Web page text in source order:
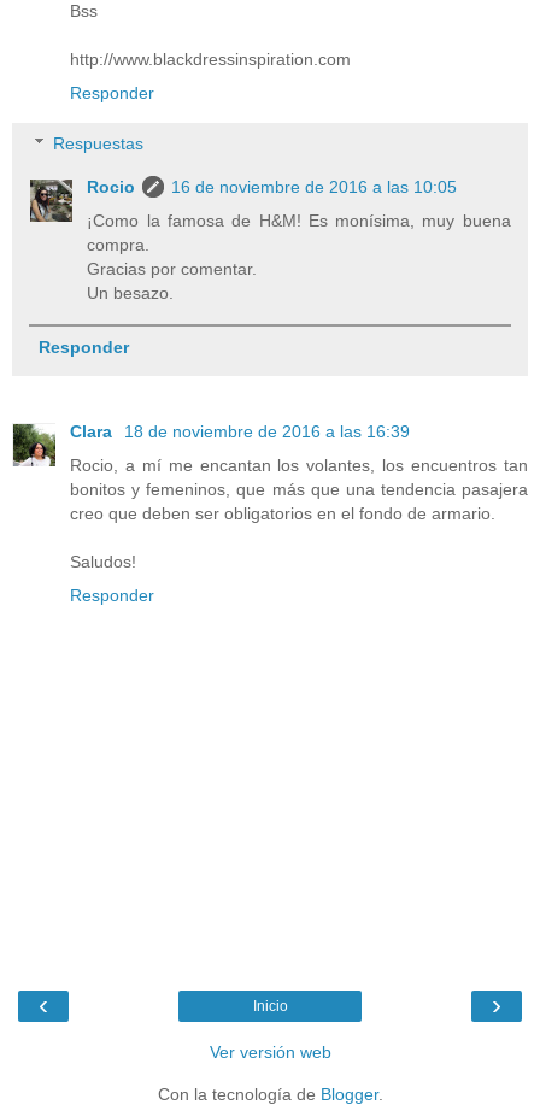
Bss
http://www.blackdressinspiration.com
Responder
Respuestas
Rocio
16 de noviembre de 2016 a las 10:05
¡Como la famosa de H&M! Es monísima, muy buena
compra.
Gracias por comentar.
Un besazo.
Responder
Clara
18 de noviembre de 2016 a las 16:39
Rocio, a mí me encantan los volantes, los encuentros tan
bonitos y femeninos, que más que una tendencia pasajera
creo que deben ser obligatorios en el fondo de armario.
Saludos!
Responder
‹ ›
Inicio
Ver versión web
Con la tecnología de Blogger.